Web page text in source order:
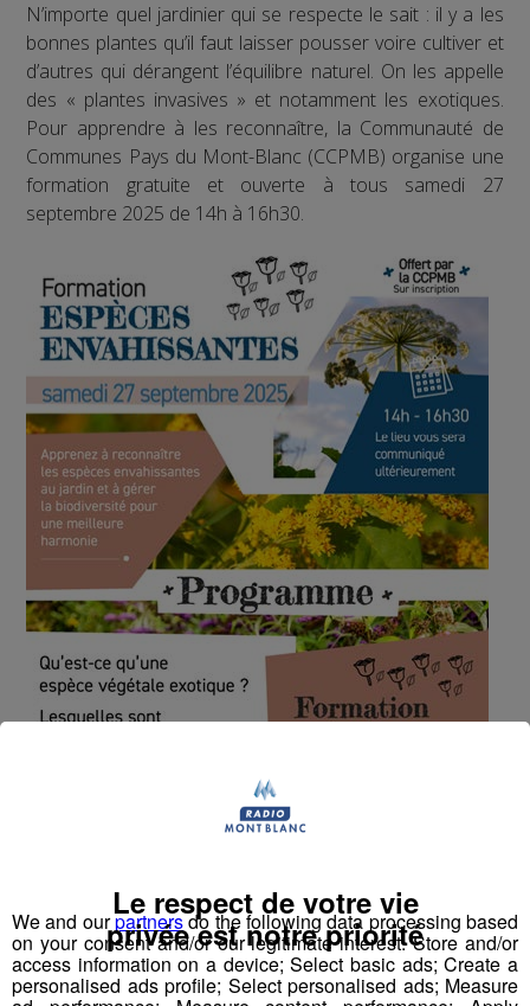
N’importe quel jardinier qui se respecte le sait : il y a les
bonnes plantes qu’il faut laisser pousser voire cultiver et
d’autres qui dérangent l’équilibre naturel. On les appelle
des « plantes invasives » et notamment les exotiques.
Pour apprendre à les reconnaître, la Communauté de
Communes Pays du Mont-Blanc (CCPMB) organise une
formation gratuite et ouverte à tous samedi 27
septembre 2025 de 14h à 16h30.
Une plante invasive exotique concrètement c’est quoi ?
Explications de Manon MOREL, chargée de mission
We and ourpartnersdo the following data processing based
on your consent and/or our legitimate interest: Store and/or
access information on a device; Select basic ads; Create a
personalised ads profile; Select personalised ads; Measure
Le respect de votre vie
privée est notre priorité